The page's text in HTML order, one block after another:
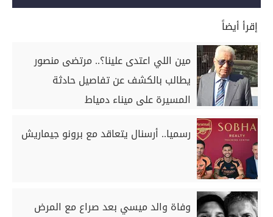
إقرأ أيضاً
مين اللي اعتدى علينا؟.. مرتضى منصور
يطالب بالكشف عن تفاصيل حادثة
المسيرة على ميناء دمياط
رسميا.. أرسنال يتعاقد مع برونو جيماريش
وفاة والد ميسي بعد صراع مع المرض